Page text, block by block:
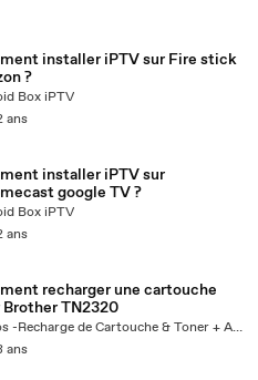
installer iPTV sur Fire stick
?
Box iPTV
ans
installer iPTV sur
google TV ?
Box iPTV
ans
recharger une cartouche
Brother TN2320
Encros -Recharge de Cartouche & Toner + Actus
ans